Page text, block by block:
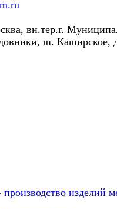
вн.тер.г.
ш. Каширское,